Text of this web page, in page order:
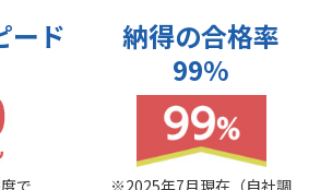
ード
納得の合格率
99%